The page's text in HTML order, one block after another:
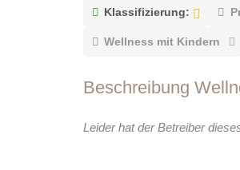
Klassifizierung:
Wellness mit Kindern
Beschreibung
Leider hat der Betreiber